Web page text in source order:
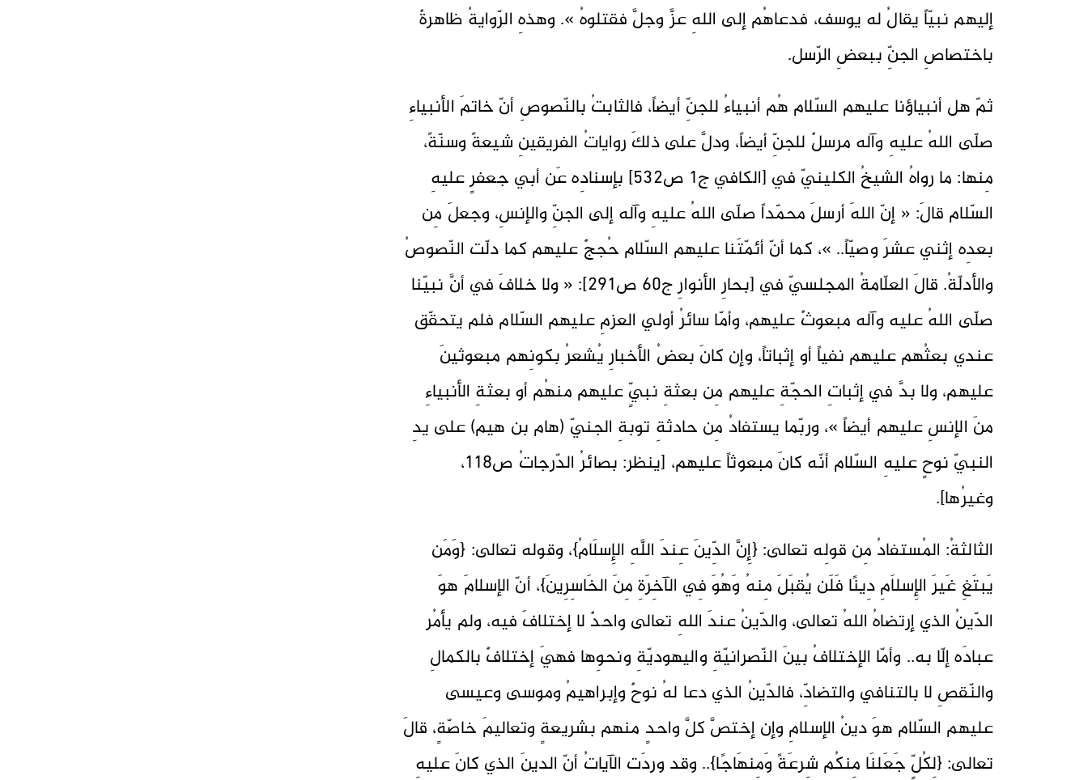
إليهم نبيّاً يقالُ له يوسف، فدعاهُم إلى اللهِ عزَّ وجلَّ فقتلوهُ ». وهذهِ الرّوايةُ ظاهرةٌ
باختصاصِ الجنِّ ببعضِ الرّسل.
ثمّ هل أنبياؤنا عليهم السّلام هُم أنبياءُ للجنِّ أيضاً، فالثابتُ بالنّصوصِ أنّ خاتمَ الأنبياءِ
صلّى اللهُ عليهِ وآله مرسلٌ للجنِّ أيضاً، ودلَّ على ذلكَ رواياتُ الفريقينِ شيعةً وسنّةً،
مِنها: ما رواهُ الشيخُ الكلينيّ في [الكافي ج1 ص532] بإسنادِه عَن أبي جعفرٍ عليهِ
السّلام قالَ: « إنّ اللهَ أرسلَ محمّداً صلّى اللهُ عليهِ وآله إلى الجنِّ والإنسِ، وجعلَ مِن
بعدِه إثني عشرَ وصيّاً.. »، كما أنّ أئمّتَنا عليهم السّلام حُججٌ عليهم كما دلّت النّصوصُ
والأدلّةُ. قالَ العلّامةُ المجلسيّ في [بحارِ الأنوارِ ج60 ص291]: « ولا خلافَ في أنَّ نبيّنا
صلّى اللهُ عليه وآله مبعوثٌ عليهم، وأمّا سائرُ أولي العزمِ عليهم السّلام فلم يتحقّق
عندي بعثُهم عليهم نفياً أو إثباتاً، وإن كانَ بعضُ الأخبارِ يُشعرُ بكونِهم مبعوثينَ
عليهم، ولا بدَّ في إثباتِ الحجّةِ عليهم مِن بعثةِ نبيٍّ عليهم منهُم أو بعثةِ الأنبياءِ
منَ الإنسِ عليهم أيضاً »، وربّما يستفادُ مِن حادثةِ توبةِ الجنيّ (هام بن هيم) على يدِ
النبيّ نوحٍ عليهِ السّلام أنّه كانَ مبعوثاً عليهم، [ينظر: بصائرُ الدّرجاتُ ص118،
وغيرُها].
الثالثةُ: المُستفادُ مِن قولِه تعالى: {إِنَّ الدِّينَ عِندَ اللَّهِ الإِسلَامُ}، وقوله تعالى: {وَمَن
يَبتَغِ غَيرَ الإِسلاَمِ دِينًا فَلَن يُقبَلَ مِنهُ وَهُوَ فِي الآخِرَةِ مِنَ الخَاسِرِينَ}، أنّ الإسلامَ هوَ
الدّينُ الذي إرتضاهُ اللهُ تعالى، والدّينُ عندَ اللهِ تعالى واحدٌ لا إختلافَ فيه، ولم يأمُر
عبادَه إلّا به.. وأمّا الإختلافُ بينَ النّصرانيّةِ واليهوديّةِ ونحوِها فهيَ إختلافٌ بالكمالِ
والنّقصِ لا بالتنافي والتضادِّ، فالدّينُ الذي دعا لهُ نوحٌ وإبراهيمُ وموسى وعيسى
عليهم السّلام هوَ دينُ الإسلامِ وإن إختصَّ كلَّ واحدٍ منهم بشريعةٍ وتعاليمَ خاصّةٍ، قالَ
تعالى: {لِكُلٍّ جَعَلنَا مِنكُم شِرعَةً وَمِنهَاجًا}.. وقد وردَت الآياتُ أنّ الدينَ الذي كانَ عليهِ